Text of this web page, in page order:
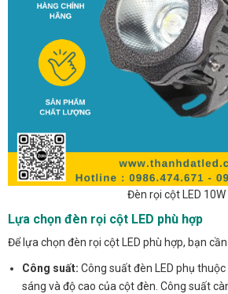
Đèn rọi cột LED 10W
Lựa chọn đèn rọi cột LED phù hợp
Để lựa chọn đèn rọi cột LED phù hợp, bạn
Công suất: Công suất đèn LED phụ
sáng và độ cao của cột đèn. Công suất